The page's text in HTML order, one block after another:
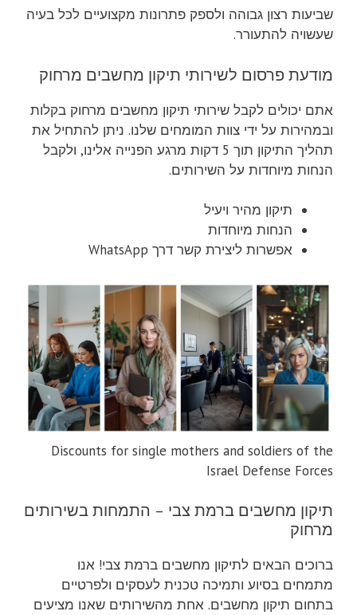
שביעות רצון גבוהה ולספק פתרונות מקצועיים לכל בעיה
שעשויה להתעורר.
מודעת פרסום לשירותי תיקון מחשבים מרחוק
אתם יכולים לקבל שירותי תיקון מחשבים מרחוק בקלות
ובמהירות על ידי צוות המומחים שלנו. ניתן להתחיל את
תהליך התיקון תוך 5 דקות מרגע הפנייה אלינו, ולקבל
הנחות מיוחדות על השירותים.
תיקון מהיר ויעיל
הנחות מיוחדות
אפשרות ליצירת קשר דרך WhatsApp
Discounts for single mothers and soldiers of the
Israel Defense Forces
תיקון מחשבים ברמת צבי – התמחות בשירותים
מרחוק
ברוכים הבאים לתיקון מחשבים ברמת צבי! אנו
מתמחים בסיוע ותמיכה טכנית לעסקים ולפרטיים
בתחום תיקון מחשבים. אחת מהשירותים שאנו מציעים